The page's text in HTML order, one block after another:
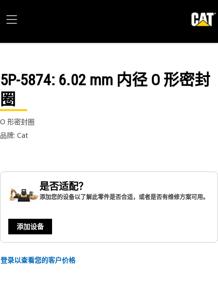
5P-5874: 6.02 mm 内径 O 形密封
圈
O 形密封圈
品牌: Cat
是否适配？
添加您的设备以了解此零件是否合适，或者是否有维修方案可用。
添加设备
登录以查看您的客户价格